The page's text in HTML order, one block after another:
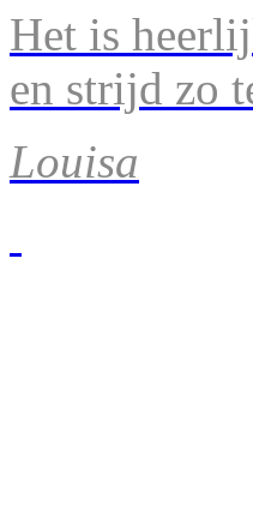
Het is
en strijd zo
Louisa